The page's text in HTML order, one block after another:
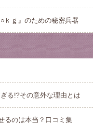
ｋｇ』のための秘密兵器
る!?その意外な理由とは
るのは本当？口コミ集